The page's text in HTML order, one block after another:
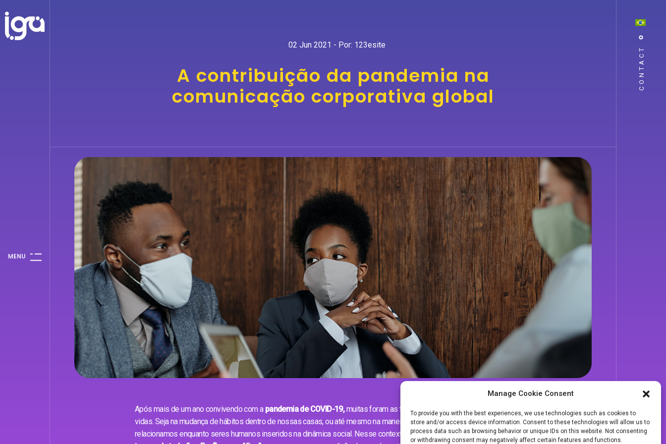
Manage Cookie Consent
To provide you with the best experiences, we use technologies such as cookies to
store and/or access device information. Consent to these technologies will allow us to
process data such as browsing behavior or unique IDs on this website. Not consenting
or withdrawing consent may negatively affect certain features and functions.
MENU
02 Jun 2021 - Por: 123esite
A contribuição da pandemia na
comunicação corporativa global
Após mais de um ano convivendo com a pandemia de COVID-19,muitas foram as transformações ocorridas em nossas
vidas. Seja na mudança de hábitos dentro de nossas casas, ou até mesmo na maneira como trabalhamos e nos
relacionamos enquanto seres humanos inseridos na dinâmica social. Nesse contexto, o local que antes era de lazer, se
CONTACT